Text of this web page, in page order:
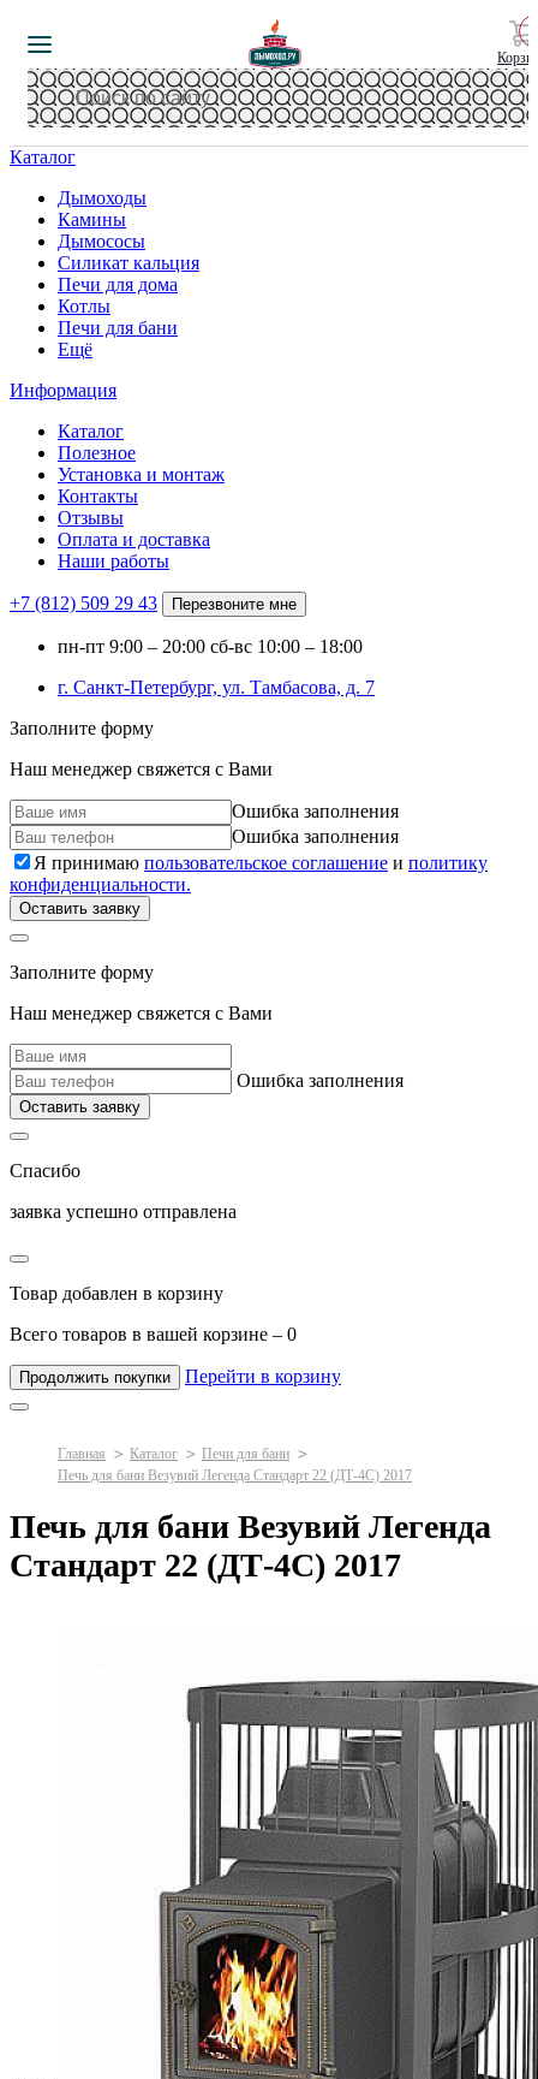
Каталог
Дымоходы
Камины
Дымососы
Силикат кальция
Печи для дома
Котлы
Печи для бани
Ещё
Информация
Каталог
Полезное
Установка и монтаж
Контакты
Отзывы
Оплата и доставка
Наши работы
+7 (812) 509 29 43 Перезвоните мне
пн-пт 9:00 – 20:00 сб-вс 10:00 – 18:00
г. Санкт-Петербург, ул. Тамбасова, д. 7
Заполните форму
Наш менеджер свяжется с Вами
Ошибка заполнения
Ошибка заполнения
Я принимаю пользовательское соглашение и политику
конфиденциальности.
Оставить заявку
Заполните форму
Наш менеджер свяжется с Вами
Ошибка заполнения
Оставить заявку
Спасибо
заявка успешно отправлена
Товар добавлен в корзину
Всего товаров в вашей корзине – 0
Продолжить покупки Перейти в корзину
Главная Каталог
Печи для бани
Печь для бани Везувий Легенда Стандарт 22 (ДТ-4С) 2017
Печь для бани Везувий Легенда
Стандарт 22 (ДТ-4С) 2017